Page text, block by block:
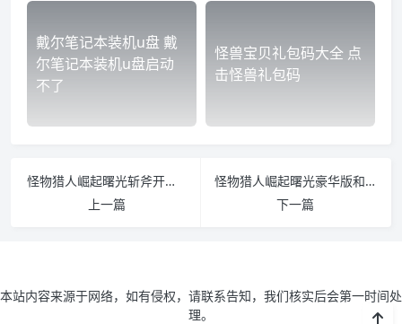
戴尔笔记本装机u盘 戴
尔笔记本装机u盘启动
不了
怪兽宝贝礼包码大全 点
击怪兽礼包码
怪物猎人崛起曙光斩斧开荒怎么玩 怪物猎人崛起斩击斧升级路线
上一篇
怪物猎人崛起曙光豪华版和普通版区别是什么
下一篇
本站内容来源于网络，如有侵权，请联系告知，我们核实后会第一时间处
理。